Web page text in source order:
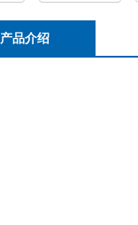
产品介绍